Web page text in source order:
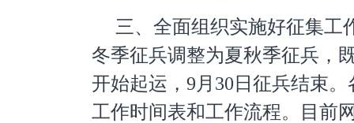
三、全面组织实施好征集工
冬季征兵调整为夏秋季征兵，
开始起运，9月30日征兵结束
工作时间表和工作流程。目前